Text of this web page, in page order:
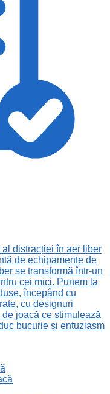
distracției în aer liber
de echipamente de
se transformă într-un
cei mici. Punem la
începând cu
cu designuri
joacă ce stimulează
bucurie și entuziasm